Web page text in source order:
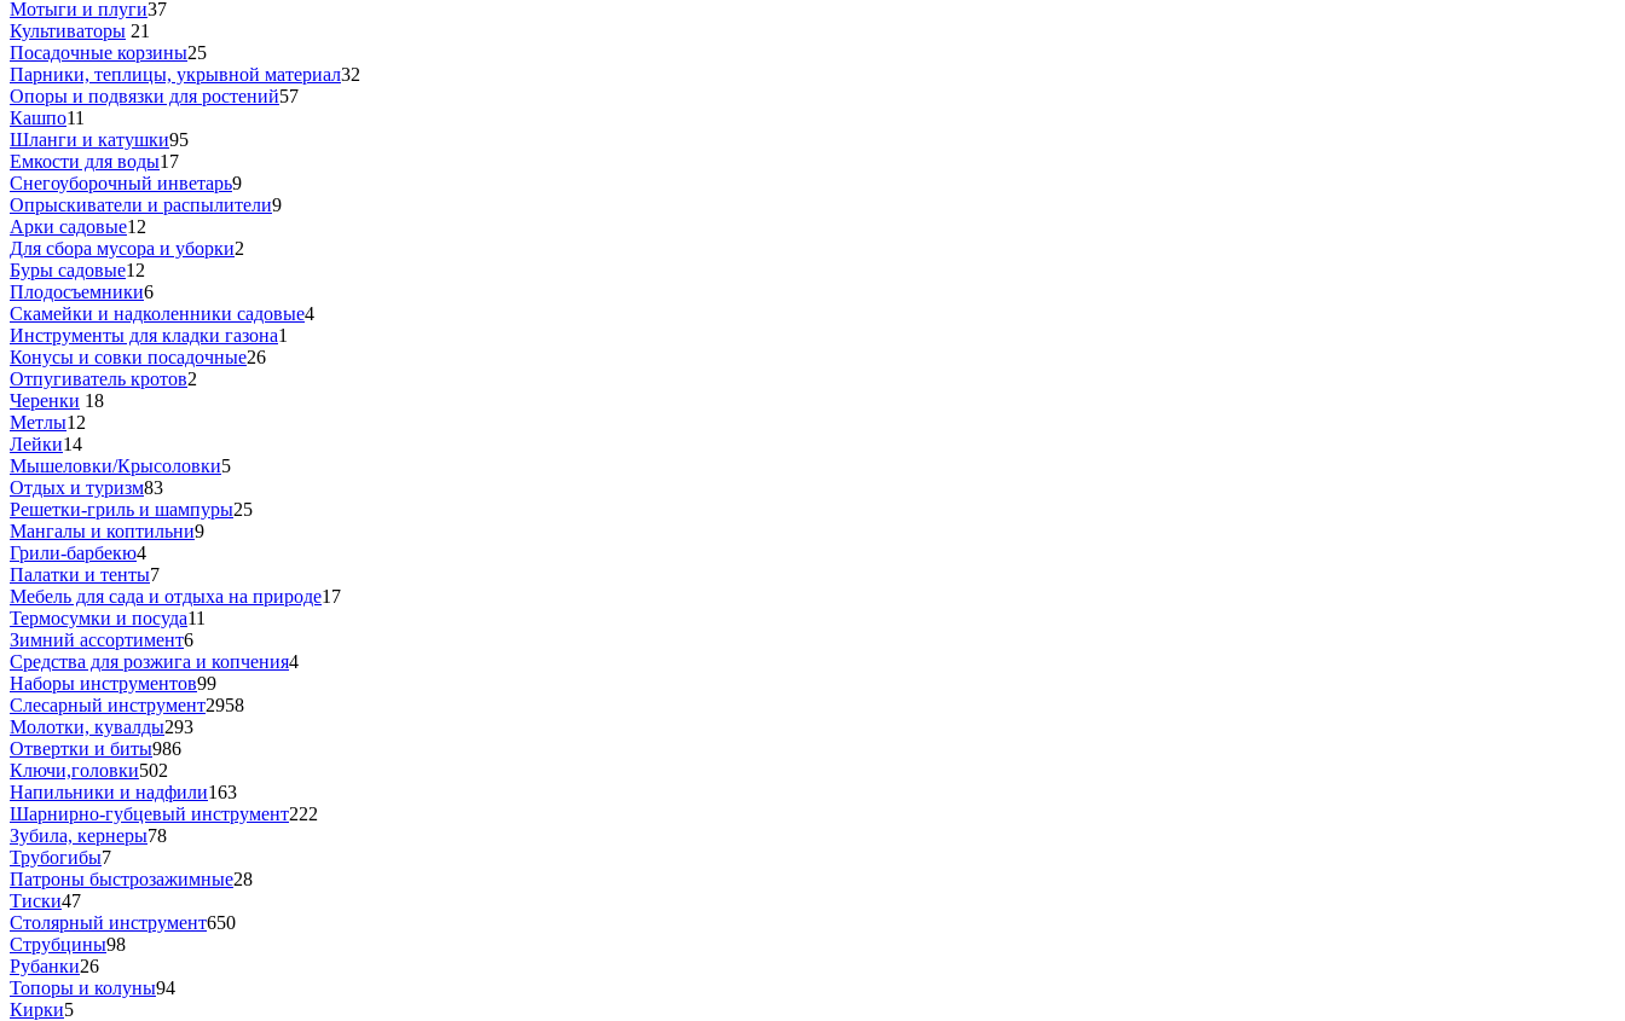
Мотыги и плуги37
Культиваторы 21
Посадочные корзины25
Парники, теплицы, укрывной материал32
Опоры и подвязки для ростений57
Кашпо11
Шланги и катушки95
Емкости для воды17
Снегоуборочный инветарь9
Опрыскиватели и распылители9
Арки садовые12
Для сбора мусора и уборки2
Буры садовые12
Плодосъемники6
Скамейки и надколенники садовые4
Инструменты для кладки газона1
Конусы и совки посадочные26
Отпугиватель кротов2
Черенки 18
Метлы12
Лейки14
Мышеловки/Крысоловки5
Отдых и туризм83
Решетки-гриль и шампуры25
Мангалы и коптильни9
Грили-барбекю4
Палатки и тенты7
Мебель для сада и отдыха на природе17
Термосумки и посуда11
Зимний ассортимент6
Средства для розжига и копчения4
Наборы инструментов99
Слесарный инструмент2958
Молотки, кувалды293
Отвертки и биты986
Ключи,головки502
Напильники и надфили163
Шарнирно-губцевый инструмент222
Зубила, кернеры78
Трубогибы7
Патроны быстрозажимные28
Тиски47
Столярный инструмент650
Струбцины98
Рубанки26
Топоры и колуны94
Кирки5